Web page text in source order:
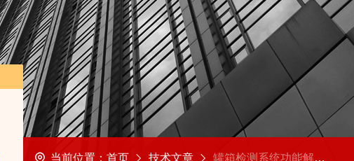
当前位置： 首页 技术文章 罐箱检测系统功能解析，筑牢储运安全防线